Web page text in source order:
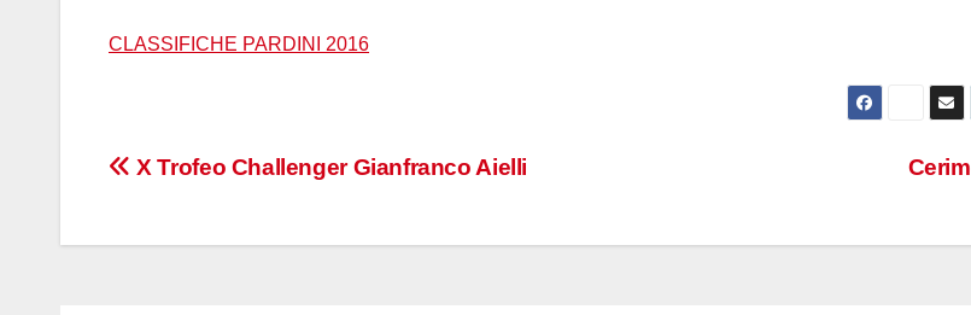
CLASSIFICHE PARDINI 2016
Navigazione
X Trofeo Challenger Gianfranco Aielli